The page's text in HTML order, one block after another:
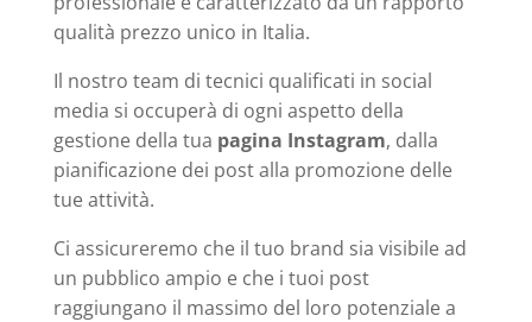
qualità prezzo unico in Italia.
Il nostro team di tecnici qualificati in social
media si occuperà di ogni aspetto della
gestione della tua pagina Instagram, dalla
pianificazione dei post alla promozione delle
tue attività.
Ci assicureremo che il tuo brand sia visibile ad
un pubblico ampio e che i tuoi post
raggiungano il massimo del loro potenziale a